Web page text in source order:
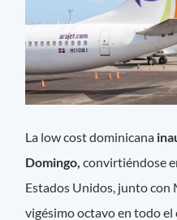
La low cost dominicana
Domingo, convirtiéndose
Estados Unidos, junto con
vigésimo octavo en todo